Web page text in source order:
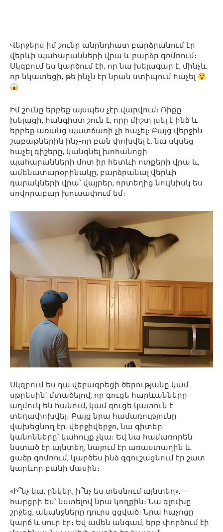
Վերջերս իմ շունը անընդհատ բարձրանում էր
վերևի պահարանների վրա և բարձր գռմռում։
Սկզբում ես կարծում էի, որ նա խելագար է, մինչև
որ նկատեցի, թե ինչն էր նրան ստիպում հաչել
Իմ շունը երբեք այսպես չէր վարվում։ Ռիքը
խելացի, հանգիստ շուն է, որը միշտ լսել է ինձ և
երբեք առանց պատճառի չի հաչել։ Բայց վերջին
շաբաթներին ինչ-որ բան փոխվել է. նա սկսեց
հաչել գիշերը, կանգնել խոհանոցի
պահարանների մոտ իր հետևի ոտքերի վրա և,
ամենատարօրինակը, բարձրանալ վերևի
դարակների վրա՝ վայրեր, որտեղից նույնիսկ ես
սովորաբար խուսափում եմ։
Սկզբում ես դա վերագրեցի ծերությանը կամ
սթրեսին՝ մտածելով, որ գուցե հարևանները
աղմուկ են հանում, կամ գուցե կատուն է
տեղափոխվել։ Բայց նրա համառությունը
վախեցնող էր. վերջիվերջո, նա գիտեր
կանոնները՝ կահույք չկա։ Եվ նա համառորեն
նստած էր այնտեղ, նայում էր առաստաղին և
ցածր գռմռում, կարծես ինձ զգուշացնում էր շատ
կարևոր բանի մասին։
«Ի՞նչ կա, ընկեր, ի՞նչ ես տեսնում այնտեղ», —
հարցրի ես՝ նստելով նրա կողքին։ Նա գլուխը
շրջեց, ականջները դուրս ցցված։ Նրա հաչոցը
կարճ և սուր էր։ Եվ ամեն անգամ, երբ փորձում էի